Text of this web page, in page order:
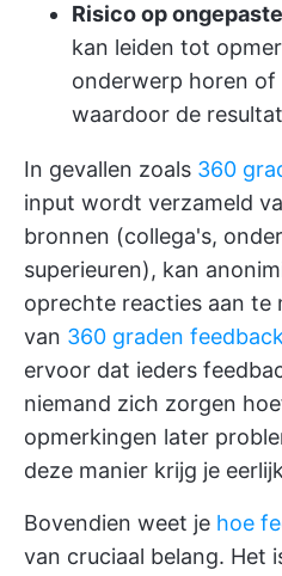
Risico op
kan leiden tot
onderwerp horen of
waardoor de
In gevallen zoals 360
input wordt verzameld
bronnen (collega's,
superieuren), kan
oprechte reacties aan te
van 360 graden
ervoor dat ieders
niemand zich zorgen
opmerkingen later
deze manier krijg je
Bovendien weet je hoe
van cruciaal belang. Het